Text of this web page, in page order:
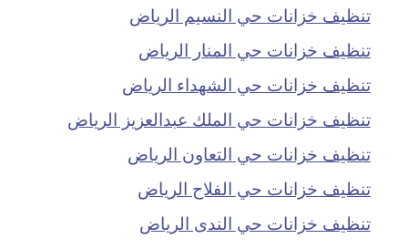
تنظيف خزانات حي النسيم الرياض
تنظيف خزانات حي المنار الرياض
تنظيف خزانات حي الشهداء الرياض
تنظيف خزانات حي الملك عبدالعزيز الرياض
تنظيف خزانات حي التعاون الرياض
تنظيف خزانات حي الفلاح الرياض
تنظيف خزانات حي الندى الرياض